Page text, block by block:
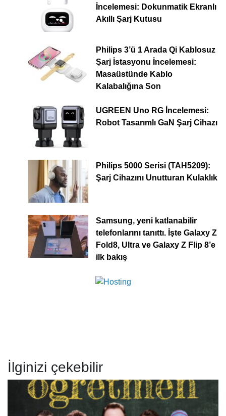
İncelemesi: Dokunmatik Ekranlı
Akıllı Şarj Kutusu
Philips 3’ü 1 Arada Qi Kablosuz
Şarj İstasyonu İncelemesi:
Masaüstünde Kablo
Kalabalığına Son
UGREEN Uno RG İncelemesi:
Robot Tasarımlı GaN Şarj Cihazı
Philips 5000 Serisi (TAH5209):
Şarj Cihazını Unutturan Kulaklık
Samsung, yeni katlanabilir
telefonlarını tanıttı. İşte Galaxy Z
Fold8, Ultra ve Galaxy Z Flip 8’e
ilk bakış
İlginizi çekebilir